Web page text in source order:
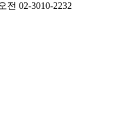
02-3010-2232